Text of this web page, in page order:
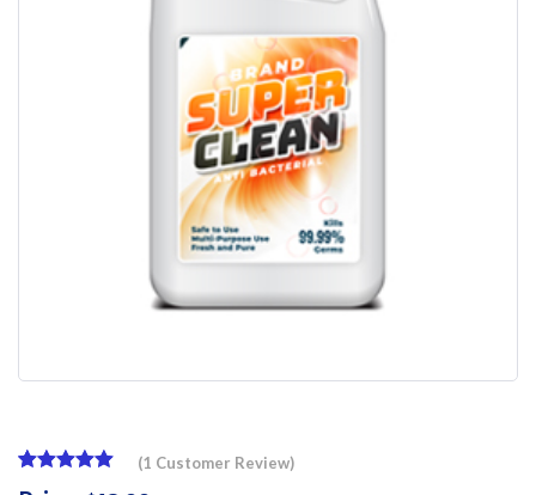
(1 Customer Review)